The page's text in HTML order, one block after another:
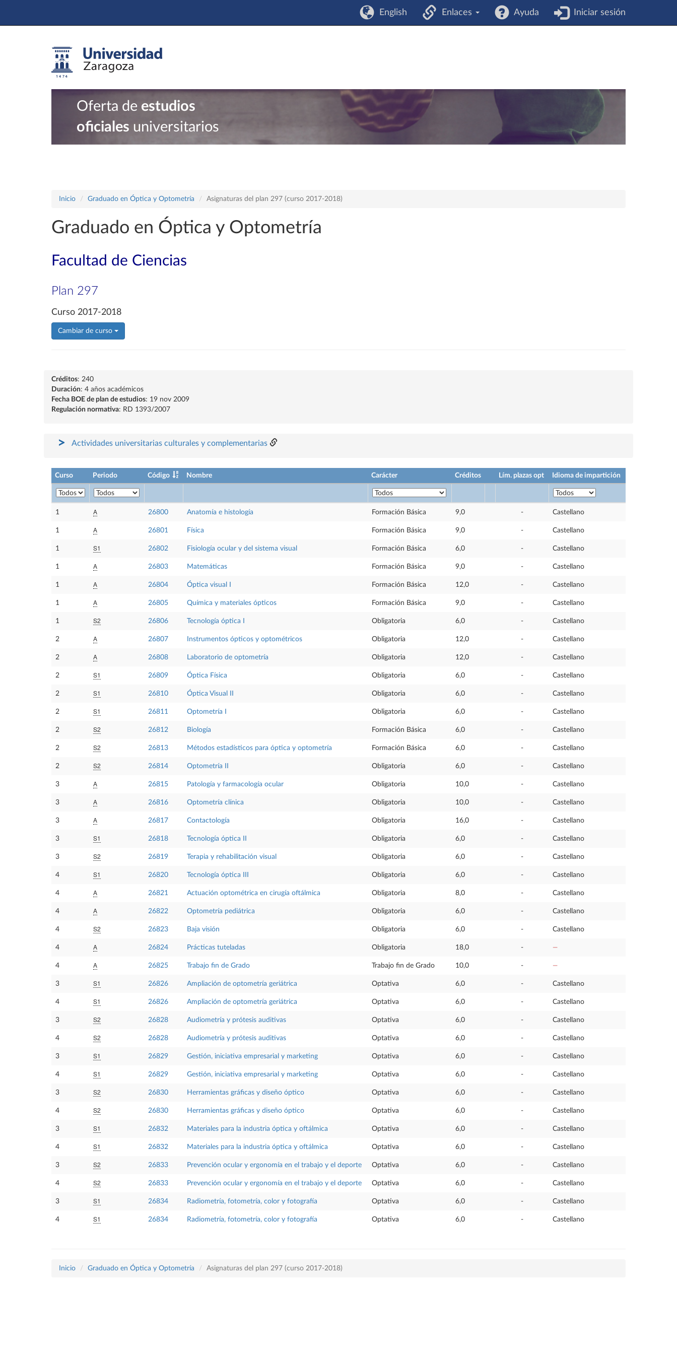
English Enlaces Ayuda Iniciar sesión
Oferta de estudios
oficiales universitarios
Inicio Graduado en Óptica y Optometría Asignaturas del plan 297 (curso 2017-2018)
Graduado en Óptica y Optometría
Facultad de Ciencias
Plan 297
Curso 2017-2018
Cambiar de curso
Créditos: 240
Duración: 4 años académicos
Fecha BOE de plan de estudios: 19 nov 2009
Regulación normativa: RD 1393/2007
Actividades universitarias culturales y complementarias
Curso Periodo Código Nombre Carácter Créditos Lím. plazas opt Idioma de impartición
1 A 26800 Anatomía e histología Formación Básica 9,0 - Castellano
1 A 26801 Física Formación Básica 9,0 - Castellano
1 S1 26802 Fisiología ocular y del sistema visual Formación Básica 6,0 - Castellano
1 A 26803 Matemáticas Formación Básica 9,0 - Castellano
1 A 26804 Óptica visual I Formación Básica 12,0 - Castellano
1 A 26805 Química y materiales ópticos Formación Básica 9,0 - Castellano
1 S2 26806 Tecnología óptica I Obligatoria 6,0 - Castellano
2 A 26807 Instrumentos ópticos y optométricos Obligatoria 12,0 - Castellano
2 A 26808 Laboratorio de optometría Obligatoria 12,0 - Castellano
2 S1 26809 Óptica Física Obligatoria 6,0 - Castellano
2 S1 26810 Óptica Visual II Obligatoria 6,0 - Castellano
2 S1 26811 Optometría I Obligatoria 6,0 - Castellano
2 S2 26812 Biología Formación Básica 6,0 - Castellano
2 S2 26813 Métodos estadísticos para óptica y optometría Formación Básica 6,0 - Castellano
2 S2 26814 Optometría II Obligatoria 6,0 - Castellano
3 A 26815 Patología y farmacología ocular Obligatoria 10,0 - Castellano
3 A 26816 Optometría clínica Obligatoria 10,0 - Castellano
3 A 26817 Contactología Obligatoria 16,0 - Castellano
3 S1 26818 Tecnología óptica II Obligatoria 6,0 - Castellano
3 S2 26819 Terapia y rehabilitación visual Obligatoria 6,0 - Castellano
4 S1 26820 Tecnología óptica III Obligatoria 6,0 - Castellano
4 A 26821 Actuación optométrica en cirugía oftálmica Obligatoria 8,0 - Castellano
4 A 26822 Optometría pediátrica Obligatoria 6,0 - Castellano
4 S2 26823 Baja visión Obligatoria 6,0 - Castellano
4 A 26824 Prácticas tuteladas Obligatoria 18,0 - —
4 A 26825 Trabajo fin de Grado Trabajo fin de Grado 10,0 - —
3 S1 26826 Ampliación de optometría geriátrica Optativa 6,0 - Castellano
4 S1 26826 Ampliación de optometría geriátrica Optativa 6,0 - Castellano
3 S2 26828 Audiometría y prótesis auditivas Optativa 6,0 - Castellano
4 S2 26828 Audiometría y prótesis auditivas Optativa 6,0 - Castellano
3 S1 26829 Gestión, iniciativa empresarial y marketing Optativa 6,0 - Castellano
4 S1 26829 Gestión, iniciativa empresarial y marketing Optativa 6,0 - Castellano
3 S2 26830 Herramientas gráficas y diseño óptico Optativa 6,0 - Castellano
4 S2 26830 Herramientas gráficas y diseño óptico Optativa 6,0 - Castellano
3 S1 26832 Materiales para la industria óptica y oftálmica Optativa 6,0 - Castellano
4 S1 26832 Materiales para la industria óptica y oftálmica Optativa 6,0 - Castellano
3 S2 26833 Prevención ocular y ergonomía en el trabajo y el deporte Optativa 6,0 - Castellano
4 S2 26833 Prevención ocular y ergonomía en el trabajo y el deporte Optativa 6,0 - Castellano
3 S1 26834 Radiometría, fotometría, color y fotografía Optativa 6,0 - Castellano
4 S1 26834 Radiometría, fotometría, color y fotografía Optativa 6,0 - Castellano
Inicio Graduado en Óptica y Optometría Asignaturas del plan 297 (curso 2017-2018)